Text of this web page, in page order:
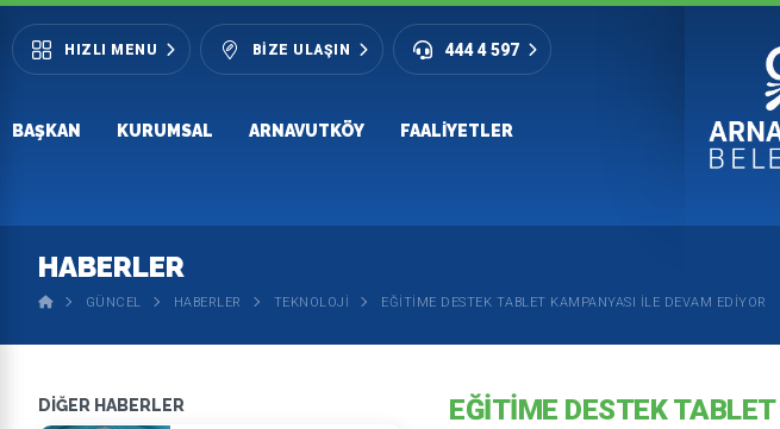
HIZLI MENU BIZE ULAŞIN 444 4 597
BAŞKAN KURUMSAL ARNAVUTKÖY FAALIYETLER
HABERLER
GÜNCEL HABERLER TEKNOLOJI EĞITIME DESTEK TABLET KAMPANYASI İLE DEVAM EDIYOR
EĞITIME DESTEK
DİĞER HABERLER